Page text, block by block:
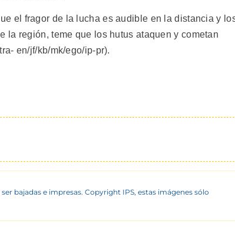
el fragor de la lucha es audible en la distancia y
la región, teme que los hutus ataquen y cometan
en/jf/kb/mk/ego/ip-pr).
bajadas e impresas. Copyright IPS, estas imágenes sólo